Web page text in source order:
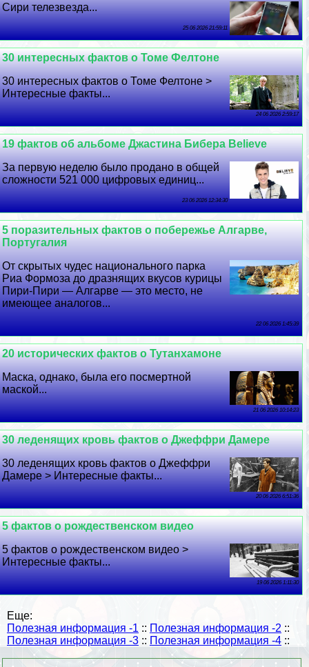
Сири телезвезда...
25 06 2026 21:59:11
30 интересных фактов о Томе Фелтоне
30 интересных фактов о Томе Фелтоне >
Интересные факты...
24 06 2026 2:59:17
19 фактов об альбоме Джастина Бибера Believe
За первую неделю было продано в общей
сложности 521 000 цифровых единиц...
23 06 2026 12:34:30
5 поразительных фактов о побережье Алгарве,
Португалия
От скрытых чудес национального парка
Риа Формоза до дразнящих вкусов курицы
Пири-Пири — Алгарве — это место, не
имеющее аналогов...
22 06 2026 1:45:39
20 исторических фактов о Тутанхамоне
Маска, однако, была его поcмepтной
маской...
21 06 2026 10:14:23
30 леденящих кровь фактов о Джеффри Дамере
30 леденящих кровь фактов о Джеффри
Дамере > Интересные факты...
20 06 2026 6:51:36
5 фактов о рождественском видео
5 фактов о рождественском видео >
Интересные факты...
19 06 2026 1:11:30
Еще:
Полезная информация -1 :: Полезная информация -2 ::
Полезная информация -3 :: Полезная информация -4 ::